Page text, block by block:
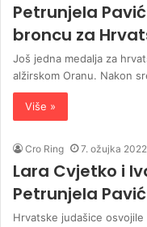
Petrunjela
broncu za
Još jedna medalja za
alžirskom Oranu. Nakon
Više »
Cro Ring 7. ožujka
Lara Cvjetko i
Petrunjela
Hrvatske judašice